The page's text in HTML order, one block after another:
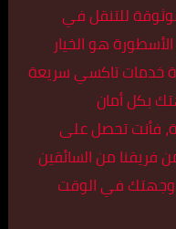
للتنقل في
هو الخيار
خدمات تاكسي سريعة
بكل أمان
فأنت تحصل على
فريقنا من السائقين
وجهتك في الوقت